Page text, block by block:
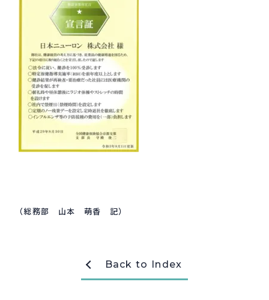
（総務部 山本 萌香 記）
Back to Index